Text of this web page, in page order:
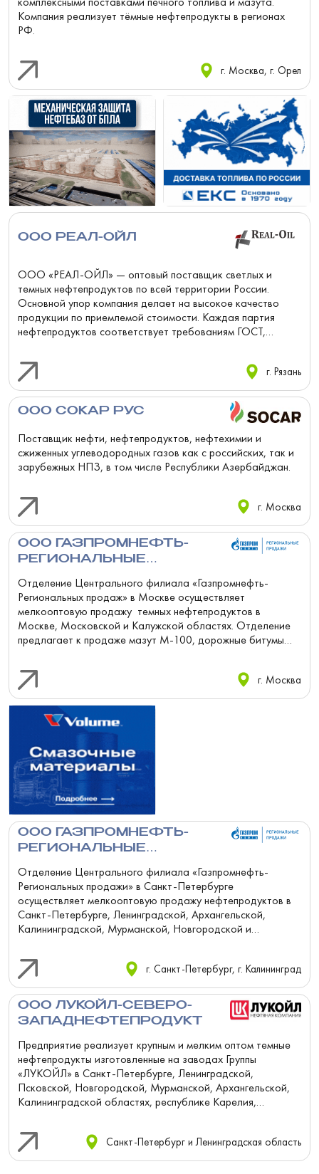
Компания реализует тёмные нефтепродукты в регионах
РФ.
г. Москва, г. Орел
ООО РЕАЛ-ОЙЛ
ООО «РЕАЛ-ОЙЛ» — оптовый поставщик светлых и
темных нефтепродуктов по всей территории России.
Основной упор компания делает на высокое качество
продукции по приемлемой стоимости. Каждая партия
нефтепродуктов соответствует требованиям ГОСТ,
г. Рязань
ООО СОКАР РУС
Поставщик нефти, нефтепродуктов, нефтехимии и
сжиженных углеводородных газов как с российских, так и
зарубежных НПЗ, в том числе Республики Азербайджан.
г. Москва
ООО ГАЗПРОМНЕФТЬ-
РЕГИОНАЛЬНЫЕ
Отделение Центрального филиала «Газпромнефть-
Региональных продаж» в Москве осуществляет
мелкооптовую продажу темных нефтепродуктов в
Москве, Московской и Калужской областях. Отделение
предлагает к продаже мазут М-100, дорожные битумы
г. Москва
ООО ГАЗПРОМНЕФТЬ-
РЕГИОНАЛЬНЫЕ
ОТДЕЛЕНИЕ
Отделение Центрального филиала «Газпромнефть-
Региональных продажи» в Санкт-Петербурге
осуществляет мелкооптовую продажу нефтепродуктов в
Санкт-Петербурге, Ленинградской, Архангельской,
Калининградской, Мурманской, Новгородской и
г. Санкт-Петербург, г. Калининград
ООО ЛУКОЙЛ-СЕВЕРО-
ЗАПАДНЕФТЕПРОДУКТ
Предприятие реализует крупным и мелким оптом темные
нефтепродукты изготовленные на заводах Группы
«ЛУКОЙЛ» в Санкт-Петербурге, Ленинградской,
Псковской, Новгородской, Мурманской, Архангельской,
Калининградской областях, республике Карелия,
Санкт-Петербург и Ленинградская область